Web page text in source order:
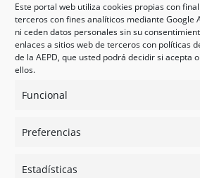
Este portal web utiliza cookies propias con
terceros con fines analíticos mediante Google
ni ceden datos personales sin su
enlaces a sitios web de terceros con políticas
de la AEPD, que usted podrá decidir si acepta
ellos.
Funcional
Preferencias
Estadísticas
Mapa del sitio
Mi cuenta
Tienda
Psicología en Murcia
Guías
Redes sociales
Instagram